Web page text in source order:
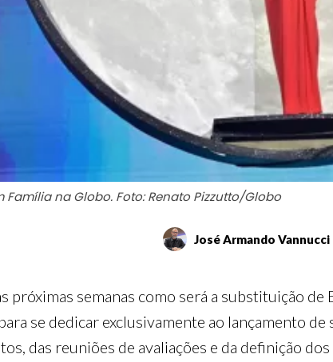
na Globo. Foto: Renato Pizzutto/Globo
José Armando Vannucci
próximas semanas como será a substituição
se dedicar exclusivamente ao lançamento
das reuniões de avaliações e da definição